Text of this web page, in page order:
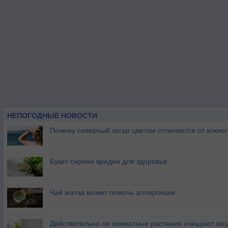
НЕПОГОДНЫЕ НОВОСТИ
Почему северный загар цветом отличается от
Букет сирени вреден для здоровья
Чай матча может помочь аллергикам
Действительно ли комнатные растения очищают